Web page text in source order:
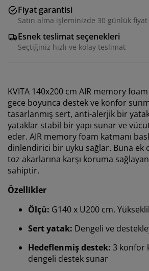
Fiyat garantisi
Satın alma işleminizde 30 günlük
Esnek teslimat seçenekleri
Seçtiğiniz hızlı ve kolay teslimat
KVITA 140x200 cm AIR memory
gece boyunca destek ve konfor
tasarlanmış sert, anti-alerjik bir
yataklar stabil bir yapı sunar ve
eder. AIR memory foam katmanı
dinlendirici bir uyku sağlar. Buna ek
toz akarlarına karşı koruma
sahiptir.
Özellikler
Ölçü: G140 x U200 cm.
Sert yatak: Dengeli ve
Hedeflenmiş destek: 3 konfor
dengeli destek sunar